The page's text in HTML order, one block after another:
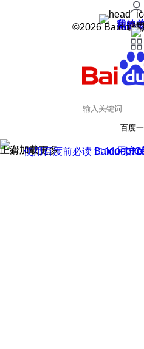
我的
我的
皮肤
用户
设
©2026 Baidu 使
百度
正在加载
上滑加载更多 用户
使用百度前必读 Baidu 京
京公网安备